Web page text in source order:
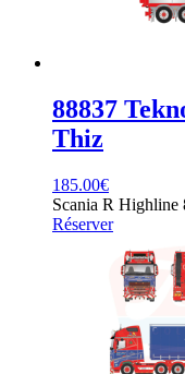
88837
Thiz
185.00€
Scania R Highline
Réserver